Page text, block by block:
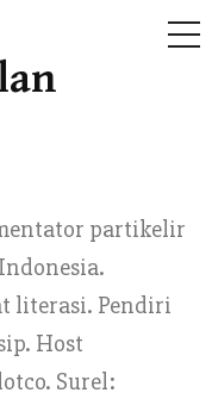
partikelir
literasi. Pendiri
Host
Surel: